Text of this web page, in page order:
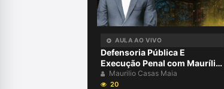
AULA AO VIVO
Defensoria Pública E
Execução Penal com Maurílio
Casas Maia
Maurilio Casas Maia
20